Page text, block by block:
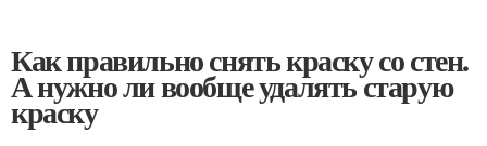
Как правильно снять краску со стен.
А нужно ли вообще удалять старую
краску